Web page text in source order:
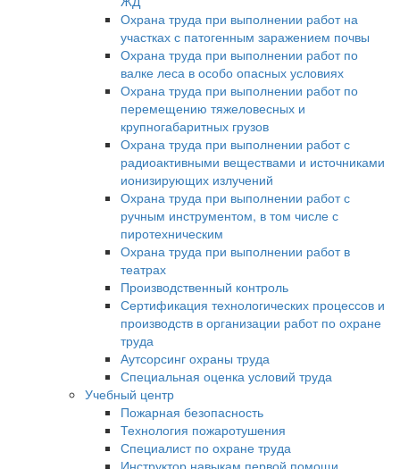
Охрана труда при выполнении работ на
участках с патогенным заражением почвы
Охрана труда при выполнении работ по
валке леса в особо опасных условиях
Охрана труда при выполнении работ по
перемещению тяжеловесных и
крупногабаритных грузов
Охрана труда при выполнении работ с
радиоактивными веществами и источниками
ионизирующих излучений
Охрана труда при выполнении работ с
ручным инструментом, в том числе с
пиротехническим
Охрана труда при выполнении работ в
театрах
Производственный контроль
Сертификация технологических процессов и
производств в организации работ по охране
труда
Аутсорсинг охраны труда
Специальная оценка условий труда
Учебный центр
Пожарная безопасность
Технология пожаротушения
Специалист по охране труда
Инструктор навыкам первой помощи